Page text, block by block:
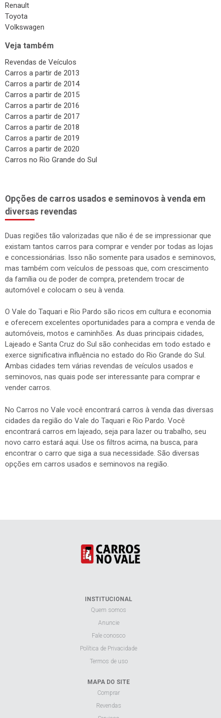
Renault
Toyota
Volkswagen
Veja também
Revendas de Veículos
Carros a partir de 2013
Carros a partir de 2014
Carros a partir de 2015
Carros a partir de 2016
Carros a partir de 2017
Carros a partir de 2018
Carros a partir de 2019
Carros a partir de 2020
Carros no Rio Grande do Sul
Opções de carros usados e seminovos à venda em
diversas revendas
Duas regiões tão valorizadas que não é de se impressionar que
existam tantos carros para comprar e vender por todas as lojas
e concessionárias. Isso não somente para usados e seminovos,
mas também com veículos de pessoas que, com crescimento
da família ou de poder de compra, pretendem trocar de
automóvel e colocam o seu à venda.
O Vale do Taquari e Rio Pardo são ricos em cultura e economia
e oferecem excelentes oportunidades para a compra e venda de
automóveis, motos e caminhões. As duas principais cidades,
Lajeado e Santa Cruz do Sul são conhecidas em todo estado e
exerce significativa influência no estado do Rio Grande do Sul.
Ambas cidades tem várias revendas de veículos usados e
seminovos, nas quais pode ser interessante para comprar e
vender carros.
No Carros no Vale você encontrará carros à venda das diversas
cidades da região do Vale do Taquari e Rio Pardo. Você
encontrará carros em lajeado, seja para lazer ou trabalho, seu
novo carro estará aqui. Use os filtros acima, na busca, para
encontrar o carro que siga a sua necessidade. São diversas
opções em carros usados e seminovos na região.
INSTITUCIONAL
Quem somos
Anuncie
Fale conosco
Política de Privacidade
Termos de uso
MAPA DO SITE
Comprar
Revendas